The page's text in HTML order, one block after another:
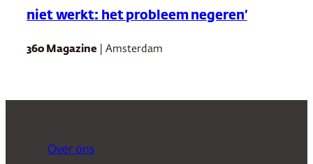
niet werkt: het probleem negeren’
360 Magazine | Amsterdam
Over ons